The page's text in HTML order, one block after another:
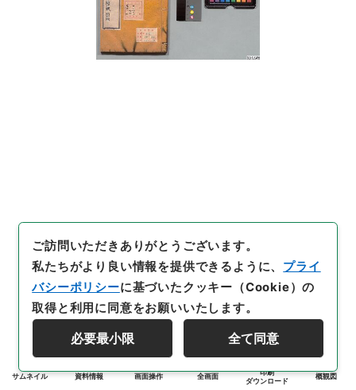
サムネイル 資料情報 画面操作 全画面
印刷
ダウンロード
概観図
ご訪問いただきありがとうございます。
私たちがより良い情報を提供できるように、 プライ
バシーポリシーに基づいたクッキー（Cookie）の
取得と利用に同意をお願いいたします。
必要最小限 全て同意